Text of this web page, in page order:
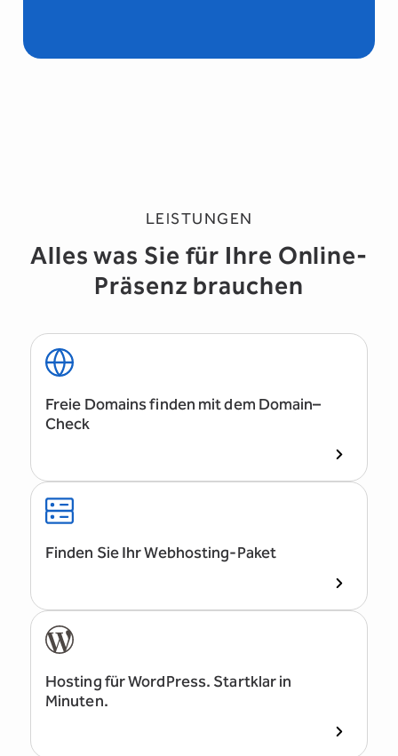
LEISTUNGEN
Alles was Sie für Ihre Online-
Präsenz brauchen
Freie Domains finden mit dem Domain–
Check
Finden Sie Ihr Webhosting-Paket
Hosting für WordPress. Startklar in
Minuten.